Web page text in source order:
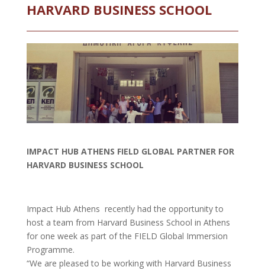
HARVARD BUSINESS SCHOOL
IMPACT HUB ATHENS FIELD GLOBAL PARTNER FOR
HARVARD BUSINESS SCHOOL
Impact Hub Athens recently had the opportunity to
host a team from Harvard Business School in Athens
for one week as part of the FIELD Global Immersion
Programme.
“We are pleased to be working with Harvard Business